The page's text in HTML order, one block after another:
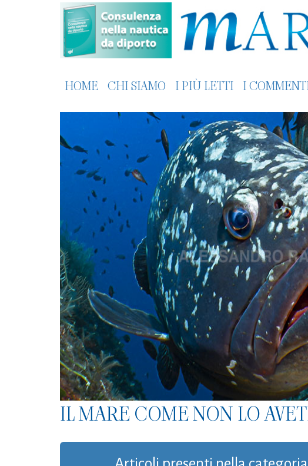
HOME CHI SIAMO I PIÙ LETTI I
IL MARE COME NON LO